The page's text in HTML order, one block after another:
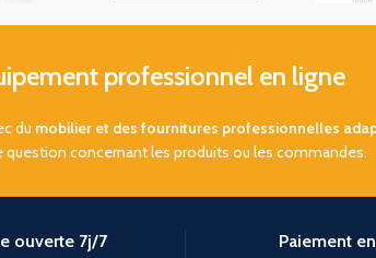
professionnel en ligne
du mobilier et des fournitures professionnelles
concernant les produits ou les commandes.
ouverte 7j/7 Paiement